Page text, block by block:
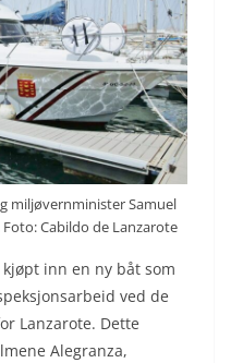
miljøvernminister Samuel
Cabildo de Lanzarote
inn en ny båt som
ved de
Lanzarote. Dette
Alegranza,